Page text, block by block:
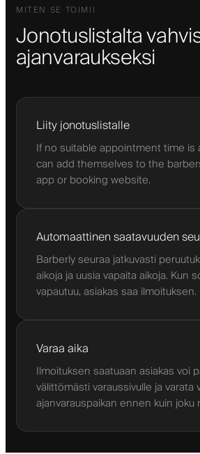
MITEN SE TOIMII
Jonotuslistalta
ajanvaraukseksi
Liity jonotuslistalle
If no suitable appointment time is
can add themselves to the
app or booking website.
Automaattinen saatavuuden
Barberly seuraa jatkuvasti
aikoja ja uusia vapaita aikoja. Kun
vapautuu, asiakas saa ilmoituksen.
Varaa aika
Ilmoituksen saatuaan asiakas voi
välittömästi varaussivulle ja varata
ajanvarauspaikan ennen kuin joku